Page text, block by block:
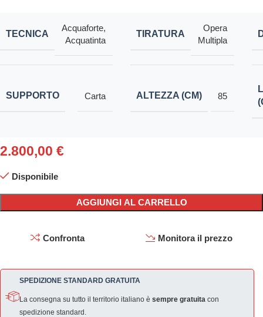
TECNICA
Acquaforte,
Acquatinta
TIRATURA
Opera
Multipla
SUPPORTO Carta ALTEZZA (CM) 85
2.800,00 €
Disponibile
AGGIUNGI AL CARRELLO
Confronta Monitora il prezzo
SPEDIZIONE STANDARD GRATUITA
La consegna su tutto il territorio italiano è sempre gratuita con
spedizione standard.